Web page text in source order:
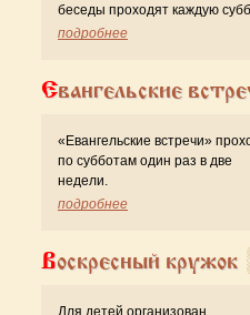
беседы проходят каждую
подробнее
Евангельские
«Евангельские встречи»
по субботам один раз в две
недели.
подробнее
Воскресный кружок